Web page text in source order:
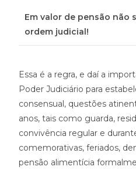
Em valor de pensão não
ordem judicial!
Essa é a regra, e daí a
Poder Judiciário para
consensual, questões
anos, tais como guarda,
convivência regular e
comemorativas, feriados,
pensão alimentícia